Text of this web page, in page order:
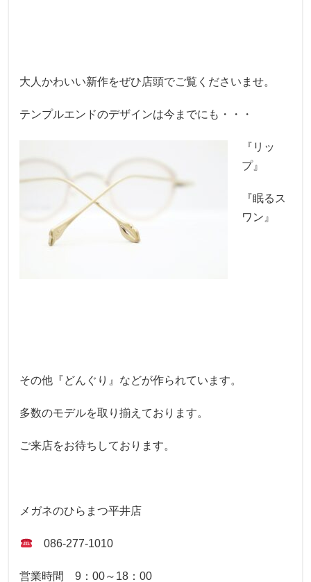
大人かわいい新作をぜひ店頭でご覧くださいませ。
テンプルエンドのデザインは今までにも・・・
『リッ
プ』
『眠るス
ワン』
その他『どんぐり』などが作られています。
多数のモデルを取り揃えております。
ご来店をお待ちしております。
メガネのひらまつ平井店
086-277-1010
営業時間 9：00～18：00